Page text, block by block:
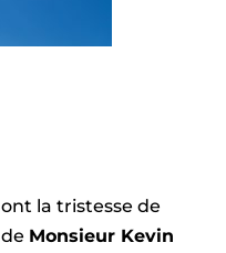
la tristesse de
Monsieur Kevin